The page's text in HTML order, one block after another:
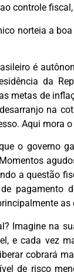
controle
norteia a
é
da
metas de
na
Aqui mora o
o governo
a questão
pagamento
as
Imagine na
e cada vez
cobrará
de risco